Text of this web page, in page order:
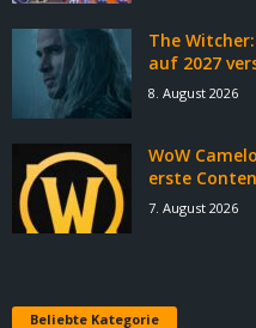
The
auf 2027
8. August 2026
WoW
erste
7. August 2026
Beliebte Kategorie